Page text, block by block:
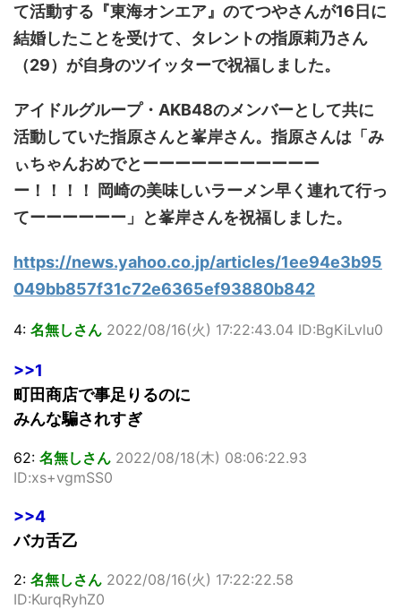
もセクシーです
ね。 2枚目はモノ
クロショット ...
盛りだくさんの内
容となっている。
http://www.rbbto
て活動する『東海オンエア』のてつやさんが16日に
結婚したことを受けて、タレントの指原莉乃さん
（29）が自身のツイッターで祝福しました。
アイドルグループ・AKB48のメンバーとして共に
活動していた指原さんと峯岸さん。指原さんは「み
ぃちゃんおめでとーーーーーーーーーーー
ー！！！！ 岡崎の美味しいラーメン早く連れて行っ
てーーーーーー」と峯岸さんを祝福しました。
https://news.yahoo.co.jp/articles/1ee94e3b95
049bb857f31c72e6365ef93880b842
4: 名無しさん 2022/08/16(火) 17:22:43.04 ID:BgKiLvlu0
>>1
町田商店で事足りるのに
みんな騙されすぎ
62: 名無しさん 2022/08/18(木) 08:06:22.93
ID:xs+vgmSS0
>>4
バカ舌乙
2: 名無しさん 2022/08/16(火) 17:22:22.58
ID:KurqRyhZ0